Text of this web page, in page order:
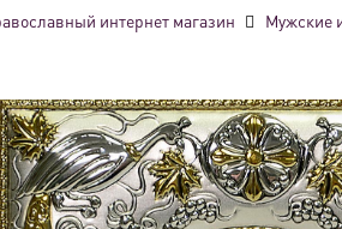
интернет магазин Мужские